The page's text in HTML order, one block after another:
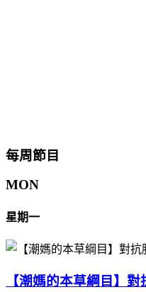
每周節目
MON
星期一
【潮媽的本草綱目】